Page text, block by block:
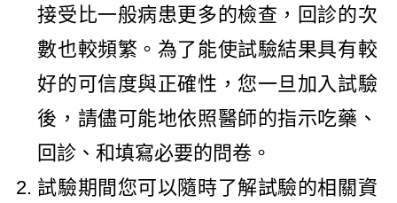
接受比一般病患更多的檢查，回診的次
數也較頻繁。為了能使試驗結果具有較
好的可信度與正確性，您一旦加入試驗
後，請儘可能地依照醫師的指示吃藥、
回診、和填寫必要的問卷。
試驗期間您可以隨時了解試驗的相關資